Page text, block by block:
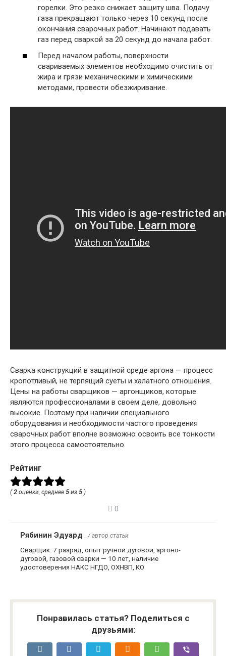
горелки. Это резко снижает защиту шва. Подачу
газа прекращают только через 10 секунд после
окончания сварочных работ. Начинают подавать
газ перед сваркой за 20 секунд до начала работ.
Перед началом работы, поверхности
свариваемых элементов необходимо очистить от
жира и грязи механическими и химическими
методами, провести обезжиривание.
Сварка конструкций в защитной среде аргона — процесс
кропотливый, не терпящий суеты и халатного отношения.
Цены на работы сварщиков — аргонщиков, которые
являются профессионалами в своем деле, довольно
высокие. Поэтому при наличии специального
оборудования и необходимости частого проведения
сварочных работ вполне возможно освоить все тонкости
этого процесса самостоятельно.
Рейтинг
(2 оценки, среднее 5 из 5 )
0
Рябинин Эдуард / автор статьи
Сварщик: 7 разряд, опыт ручной дуговой, аргоно-
дуговой, газовой сварки — 10 лет, наличие
удостоверения НАКС НГДО, ОХНВП, КО.
Понравилась статья? Поделиться с
друзьями: